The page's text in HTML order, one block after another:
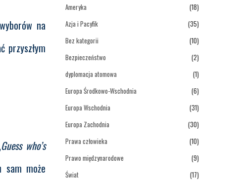
na
przyszłym
Guess who’s
sam może
Ameryka
(18)
Azja i Pacyfik
(35)
Bez kategorii
(10)
Bezpieczeństwo
(2)
dyplomacja atomowa
(1)
Europa Środkowo-Wschodnia
(6)
Europa Wschodnia
(31)
Europa Zachodnia
(30)
Prawa człowieka
(10)
Prawo międzynarodowe
(9)
Świat
(17)